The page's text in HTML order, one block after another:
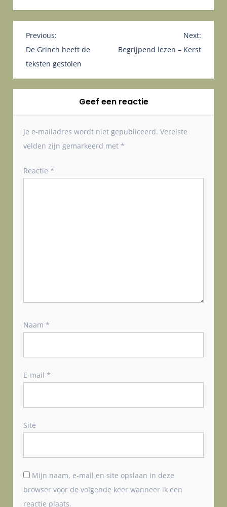
B
e
r
i
c
n
a
i
Previous:
De Grinch heeft de
teksten gestolen
Next:
Begrijpend lezen – Kerst
Geef een reactie
Je e-mailadres wordt niet gepubliceerd. Vereiste
velden zijn gemarkeerd met*
Reactie*
Naam*
E-mail*
Site
Mijn naam, e-mail en site opslaan in deze
browser voor de volgende keer wanneer ik een
reactie plaats.